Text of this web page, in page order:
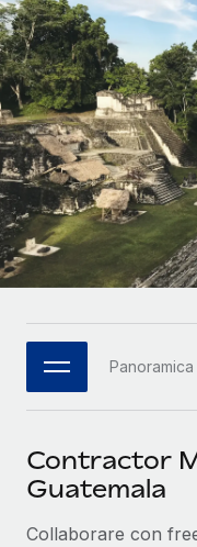
Affidati agli esperti
compliance globale
flessibile
CASE STUDIES
Deutsch
Español
Italiano
Português (Portugal)
日本語
Panoramica
Contractor
Guatemala
Collaborare con